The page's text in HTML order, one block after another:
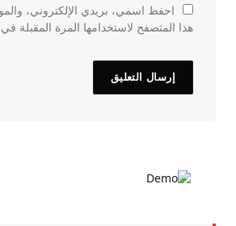
احفظ اسمي، بريدي الإلكتروني،
هذا المتصفح لاستخدامها المرة المقبلة